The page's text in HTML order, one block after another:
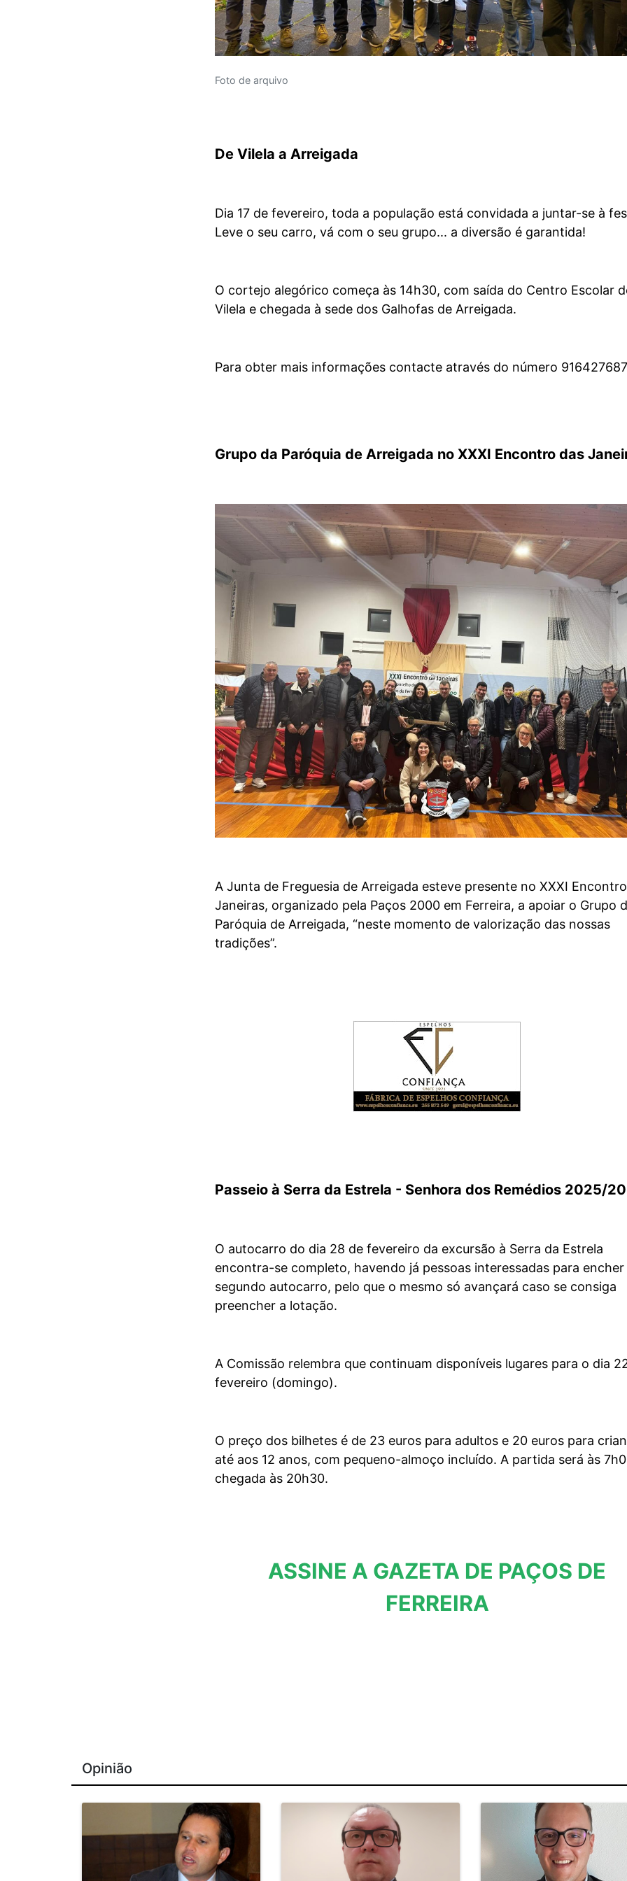
Foto de arquivo
De Vilela a Arreigada
Dia 17 de fevereiro, toda a população está convidada a juntar-se à
Leve o seu carro, vá com o seu grupo... a diversão é garantida!
O cortejo alegórico começa às 14h30, com saída do Centro Escolar
Vilela e chegada à sede dos Galhofas de Arreigada.
Para obter mais informações contacte através do número
Grupo da Paróquia de Arreigada no XXXI Encontro das
A Junta de Freguesia de Arreigada esteve presente no XXXI
Janeiras, organizado pela Paços 2000 em Ferreira, a apoiar o Grupo
Paróquia de Arreigada, “neste momento de valorização das nossas
tradições”.
Passeio à Serra da Estrela - Senhora dos Remédios 2025/
O autocarro do dia 28 de fevereiro da excursão à Serra da Estrela
encontra-se completo, havendo já pessoas interessadas para encher
segundo autocarro, pelo que o mesmo só avançará caso se consiga
preencher a lotação.
A Comissão relembra que continuam disponíveis lugares para o dia
fevereiro (domingo).
O preço dos bilhetes é de 23 euros para adultos e 20 euros para
até aos 12 anos, com pequeno-almoço incluído. A partida será às
chegada às 20h30.
ASSINE A GAZETA DE PAÇOS DE
FERREIRA
Opinião